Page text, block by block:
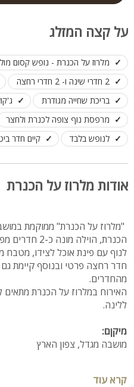
על קצה המזלג
מלרוז על הכנרת - נופש קסום
2 חדרי שינה ו- 2 חדרי רחצה
בריכת שחייה מגודרת
מרפסת נוף צופה לכנרת ולחצר
לנופש בלבד
קיים חדר
אודות מלרוז על הכנרת
"מלרוז על הכנרת" ממוקמת
הכנרת, הוילה
לנוף עם פינת אוכל לצידו, מטבח
חדר רחצה פרטי ובנוסף קיימת
מהחדרים.
ללינה.
מיקןם:
מושבה מגדל, צפון הארץ
2 חדרי שינה
קרא עוד